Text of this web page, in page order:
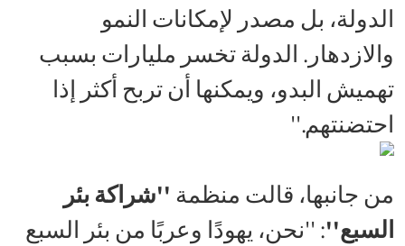
الدولة، بل مصدر لإمكانات النمو
والازدهار. الدولة تخسر مليارات بسبب
تهميش البدو، ويمكنها أن تربح أكثر إذا
احتضنتهم.''
من جانبها، قالت منظمة ''شراكة بئر
السبع'': ''نحن، يهودًا وعربًا من بئر السبع